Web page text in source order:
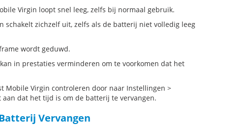
Virgin loopt snel leeg, zelfs bij normaal gebruik.
schakelt zichzelf uit, zelfs als de batterij niet volledig leeg
wordt geduwd.
in prestaties verminderen om te voorkomen dat het
Mobile Virgin controleren door naar Instellingen >
dat het tijd is om de batterij te vervangen.
Vervangen